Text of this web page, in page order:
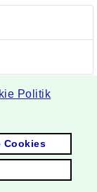
Politik
Cookies
©